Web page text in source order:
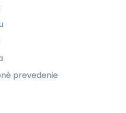
prevedenie